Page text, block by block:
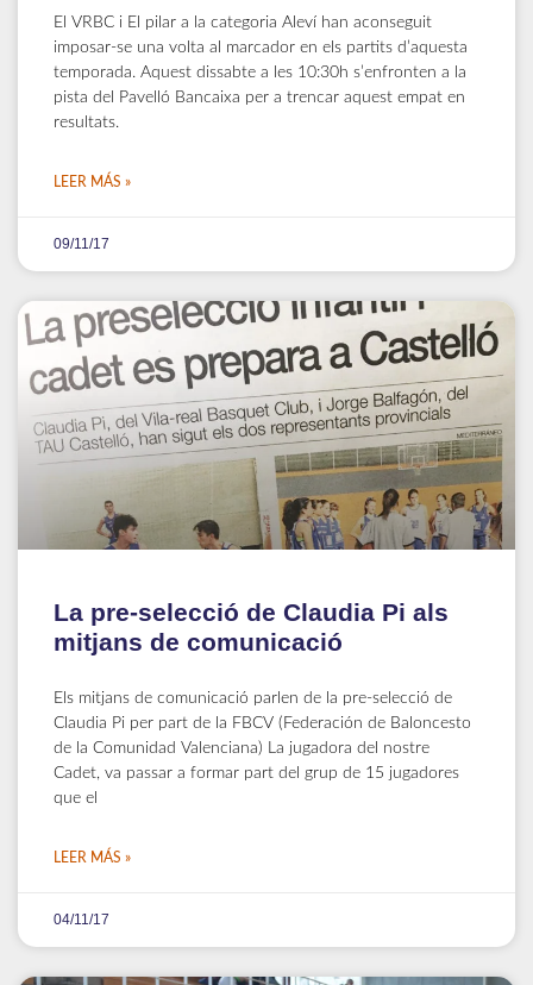
El VRBC i El pilar a la categoria Aleví han aconseguit
imposar-se una volta al marcador en els partits d’aquesta
temporada. Aquest dissabte a les 10:30h s’enfronten a la
pista del Pavelló Bancaixa per a trencar aquest empat en
resultats.
LEER MÁS »
09/11/17
La pre-selecció de Claudia Pi als
mitjans de comunicació
Els mitjans de comunicació parlen de la pre-selecció de
Claudia Pi per part de la FBCV (Federación de Baloncesto
de la Comunidad Valenciana) La jugadora del nostre
Cadet, va passar a formar part del grup de 15 jugadores
que el
LEER MÁS »
04/11/17